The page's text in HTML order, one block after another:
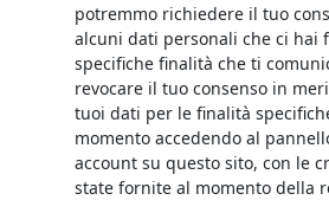
potremmo richiedere il tuo
alcuni dati personali che ci hai
specifiche finalità che ti
revocare il tuo consenso in
tuoi dati per le finalità
momento accedendo al
account su questo sito, con le
state fornite al momento della